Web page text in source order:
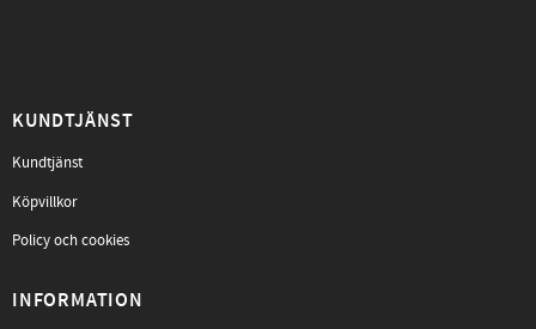
KUNDTJÄNST
Kundtjänst
Köpvillkor
Policy och cookies
INFORMATION